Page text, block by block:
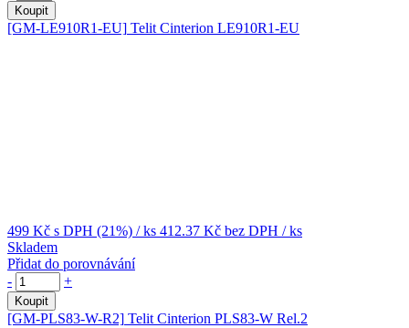
Koupit
[GM-LE910R1-EU] Telit Cinterion LE910R1-EU
499 Kč s DPH (21%) / ks 412.37 Kč bez DPH / ks
Skladem
Přidat do porovnávání
-
+
Koupit
[GM-PLS83-W-R2] Telit Cinterion PLS83-W Rel.2